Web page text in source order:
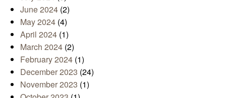
June 2024 (2)
May 2024 (4)
April 2024 (1)
March 2024 (2)
February 2024 (1)
December 2023 (24)
November 2023 (1)